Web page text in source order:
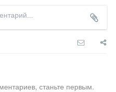
станьте первым.